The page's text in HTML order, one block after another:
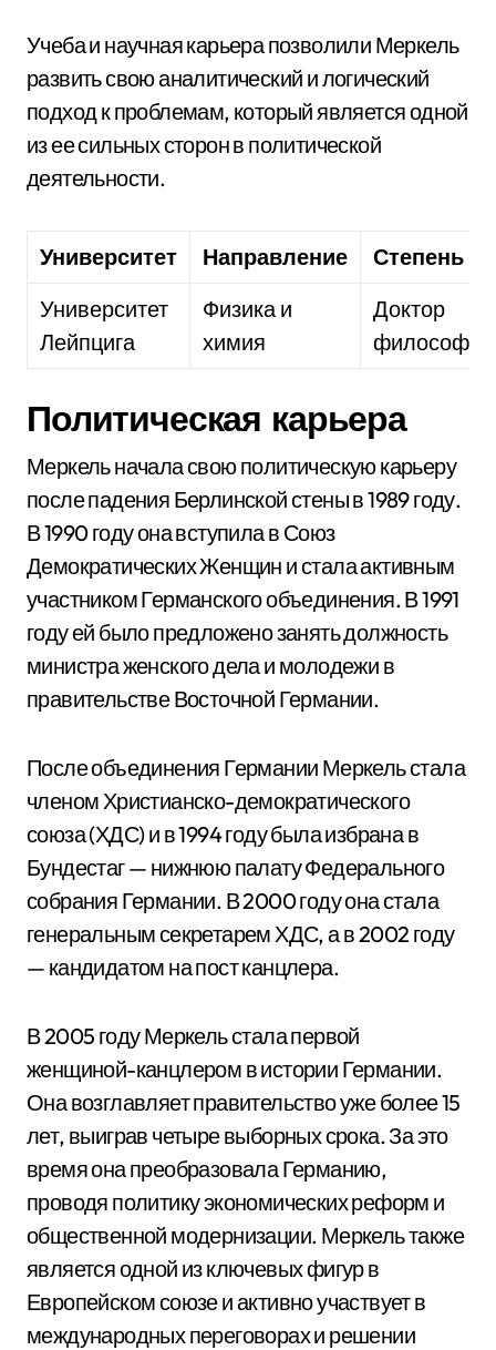
Учеба и научная карьера позволили Меркель
развить свою аналитический и логический
подход к проблемам, который является одной
из ее сильных сторон в политической
деятельности.
Университет Направление
Степень
Университет
Лейпцига
Физика и
химия
Доктор
философии
Политическая карьера
Меркель начала свою политическую карьеру
после падения Берлинской стены в 1989 году.
В 1990 году она вступила в Союз
Демократических Женщин и стала активным
участником Германского объединения. В 1991
году ей было предложено занять должность
министра женского дела и молодежи в
правительстве Восточной Германии.
После объединения Германии Меркель стала
членом Христианско-демократического
союза (ХДС) и в 1994 году была избрана в
Бундестаг — нижнюю палату Федерального
собрания Германии. В 2000 году она стала
генеральным секретарем ХДС, а в 2002 году
— кандидатом на пост канцлера.
В 2005 году Меркель стала первой
женщиной-канцлером в истории Германии.
Она возглавляет правительство уже более 15
лет, выиграв четыре выборных срока. За это
время она преобразовала Германию,
проводя политику экономических реформ и
общественной модернизации. Меркель также
является одной из ключевых фигур в
Европейском союзе и активно участвует в
международных переговорах и решении